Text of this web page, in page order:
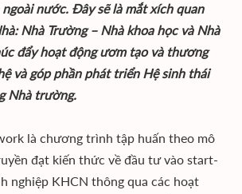
nước. Đây sẽ là mắt xích quan
Nhà Trường – Nhà khoa học và Nhà
đẩy hoạt động ươm tạo và thương
và góp phần phát triển Hệ sinh thái
Nhà trường.
là chương trình tập huấn theo mô
đạt kiến thức về đầu tư vào start-
nghiệp KHCN thông qua các hoạt